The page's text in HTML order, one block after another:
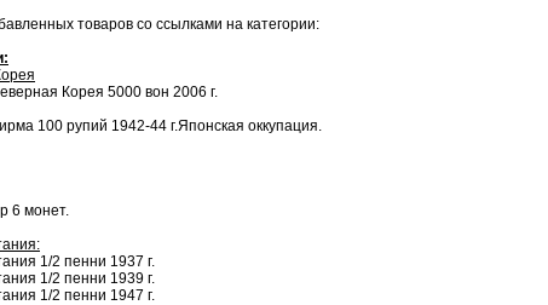
товаров со ссылками на категории:
Корея 5000 вон 2006 г.
100 рупий 1942-44 г.Японская оккупация.
6 монет.
1/2 пенни 1937 г.
1/2 пенни 1939 г.
1/2 пенни 1947 г.